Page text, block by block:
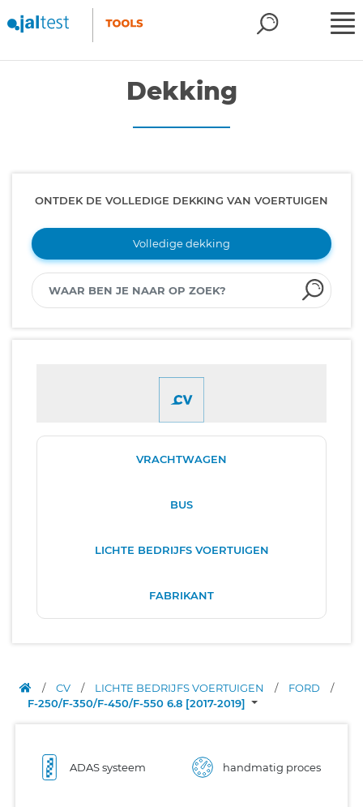
Dekking
ONTDEK DE VOLLEDIGE DEKKING VAN VOERTUIGEN
Volledige dekking
VRACHTWAGEN
BUS
LICHTE BEDRIJFS VOERTUIGEN
FABRIKANT
/ CV / LICHTE BEDRIJFS VOERTUIGEN / FORD
/
F-250/F-350/F-450/F-550 6.8 [2017-2019]
ADAS systeem handmatig proces